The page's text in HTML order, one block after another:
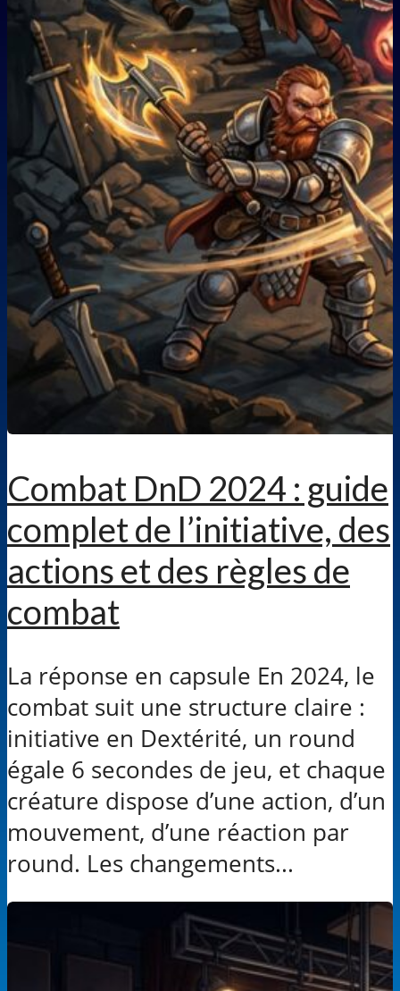
Combat DnD 2024 : guide
complet de l’initiative, des
actions et des règles de
combat
La réponse en capsule En 2024, le
combat suit une structure claire :
initiative en Dextérité, un round
égale 6 secondes de jeu, et chaque
créature dispose d’une action, d’un
mouvement, d’une réaction par
round. Les changements...